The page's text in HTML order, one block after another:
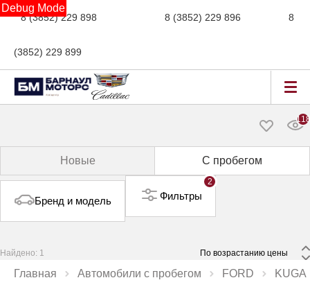
Debug Mode
8 (3852) 229 898 8 (3852) 229 896 8
(3852) 229 899
118
Новые С пробегом
Бренд и модель
2
Фильтры
Найдено: 1
Главная Автомобили с пробегом FORD KUGA